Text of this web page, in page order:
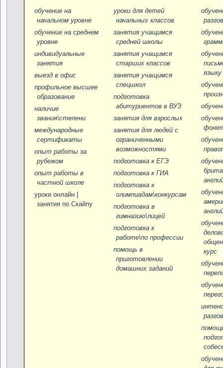
обучение на
начальном уровне
обучение на среднем
уровне
индивидуальные
занятия
выезд в офис
профильное высшее
образование
наличие
звания\степени
международные
сертификаты
опыт работы за
рубежом
опыт работы в
частной школе
уроки онлайн |
занятия по Скайпу
уроки для детей
начальных классов
занятия учащимся
средней школы
занятия учащимся
старших классов
занятия учащимся
спецшкол
подготовка
абитуриентов в ВУЗ
занятия для взрослых
занятия для людей с
ограниченными
возможностями
подготовка к ЕГЭ
подготовка к ГИА
подготовка к
олимпиадам\конкурсам
подготовка в
гимназию\лицей
подготовка к
работе\по профессии
помощь в
приготовлении
домашних заданий
языку
курс